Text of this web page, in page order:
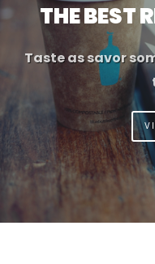
THE BEST
Taste as savor